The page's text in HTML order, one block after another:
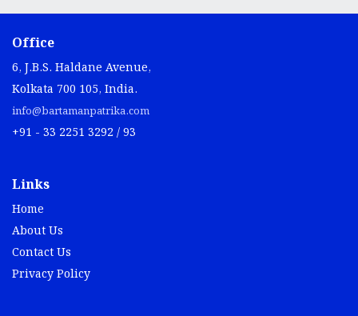
Office
6, J.B.S. Haldane Avenue,
Kolkata 700 105, India.
info@bartamanpatrika.com
+91 - 33 2251 3292 / 93
Links
Home
About Us
Contact Us
Privacy Policy